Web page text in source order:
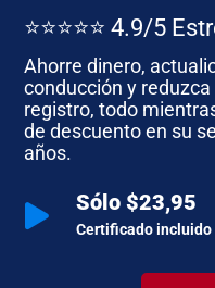
⭐⭐⭐⭐⭐ 4.9/5
Ahorre dinero,
conducción y
registro, todo
de descuento en su
años.
 Sólo $23,95
Certificado incluido